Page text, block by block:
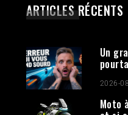
ARTICLES RÉCENTS
Un
2026-
Moto